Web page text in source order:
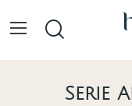
Serie